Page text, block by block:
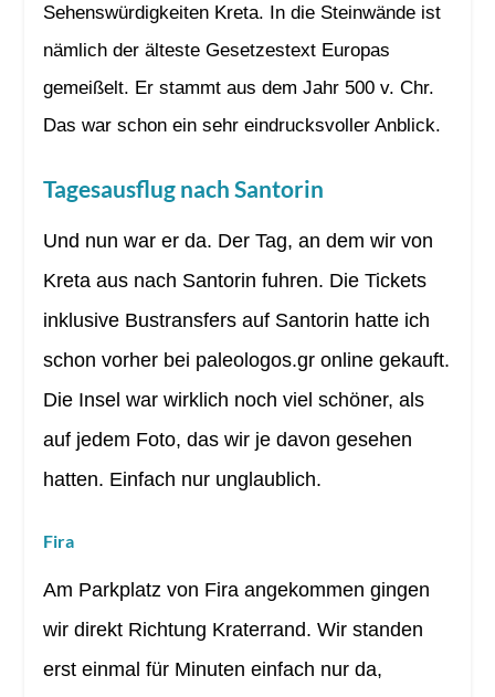
Sehenswürdigkeiten Kreta. In die Steinwände ist
nämlich der älteste Gesetzestext Europas
gemeißelt. Er stammt aus dem Jahr 500 v. Chr.
Das war schon ein sehr eindrucksvoller Anblick.
Tagesausflug nach Santorin
Und nun war er da. Der Tag, an dem wir von
Kreta aus nach Santorin fuhren. Die Tickets
inklusive Bustransfers auf Santorin hatte ich
schon vorher bei paleologos.gr online gekauft.
Die Insel war wirklich noch viel schöner, als
auf jedem Foto, das wir je davon gesehen
hatten. Einfach nur unglaublich.
Fira
Am Parkplatz von Fira angekommen gingen
wir direkt Richtung Kraterrand. Wir standen
erst einmal für Minuten einfach nur da,